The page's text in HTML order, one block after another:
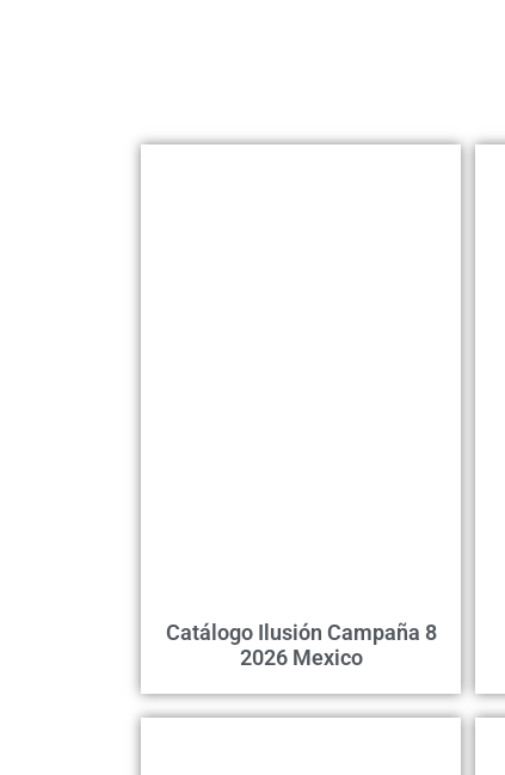
Catálogo Ilusión Campaña 8
2026 Mexico